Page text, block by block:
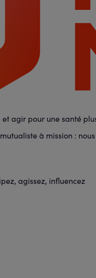
agir pour une santé
à mission :
agissez, influencez